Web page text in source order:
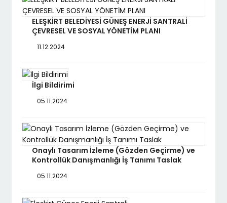
ELEŞKİRT BELEDİYESİ GÜNEŞ ENERJİ SANTRALİ
ÇEVRESEL VE SOSYAL YÖNETİM PLANI
11.12.2024
İlgi Bildirimi
05.11.2024
Onaylı Tasarım İzleme (Gözden Geçirme) ve
Kontrollük Danışmanlığı İş Tanımı Taslak
05.11.2024